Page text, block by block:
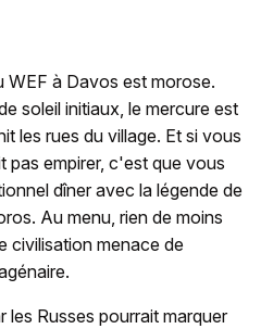
WEF à Davos est morose.
soleil initiaux, le mercure est
les rues du village. Et si vous
pas empirer, c'est que vous
dîner avec la légende de
Au menu, rien de moins
civilisation menace de
les Russes pourrait marquer